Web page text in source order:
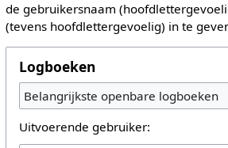
de gebruikersnaam
(tevens hoofdlettergevoelig) in te
Logboeken
Belangrijkste openbare logboeken
Uitvoerende gebruiker: